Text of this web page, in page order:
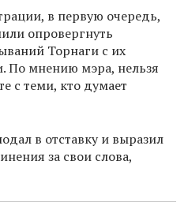
в первую очередь,
опровергнуть
Торнаги с их
По мнению мэра, нельзя
с теми, кто думает
в отставку и выразил
за свои слова,